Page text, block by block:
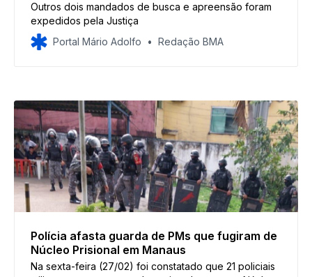
Outros dois mandados de busca e apreensão foram
expedidos pela Justiça
Portal Mário Adolfo
Redação BMA
Polícia afasta guarda de PMs que fugiram de
Núcleo Prisional em Manaus
Na sexta-feira (27/02) foi constatado que 21 policiais